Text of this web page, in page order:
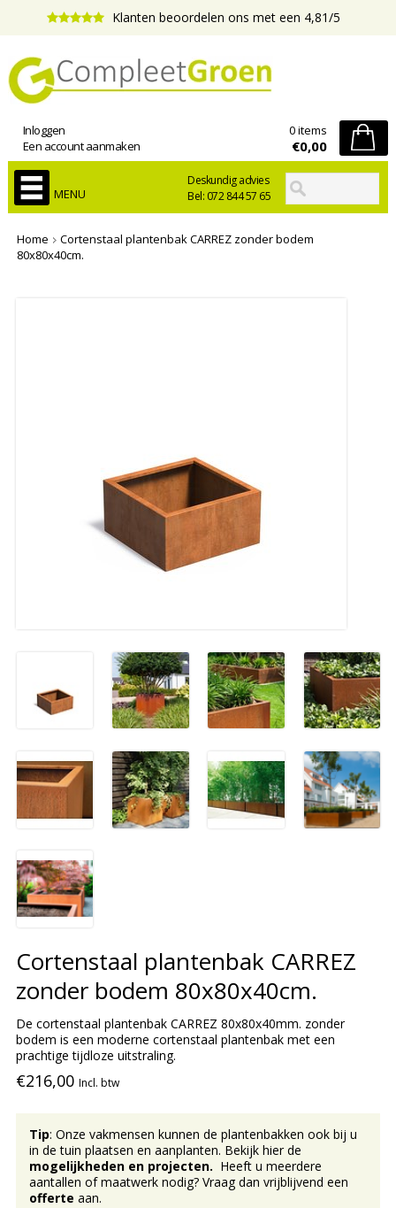
Klanten beoordelen ons met een 4,81/5
Deskundig advies
Bel: 072 844 57 65
Inloggen
Een account aanmaken
0 items
€0,00
MENU
Home
Cortenstaal plantenbak CARREZ zonder bodem
80x80x40cm.
Cortenstaal plantenbak CARREZ
zonder bodem 80x80x40cm.
De cortenstaal plantenbak CARREZ 80x80x40mm. zonder
bodem is een moderne cortenstaal plantenbak met een
prachtige tijdloze uitstraling.
€216,00 Incl. btw
Tip: Onze vakmensen kunnen de plantenbakken ook bij u
in de tuin plaatsen en aanplanten. Bekijk hier de
mogelijkheden en projecten. Heeft u meerdere
aantallen of maatwerk nodig? Vraag dan vrijblijvend een
offerte aan.